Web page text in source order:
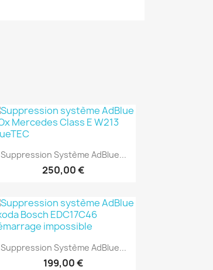
Aperçu rapide
Suppression Système AdBlue...
250,00 €
Aperçu rapide
Suppression Système AdBlue...
199,00 €